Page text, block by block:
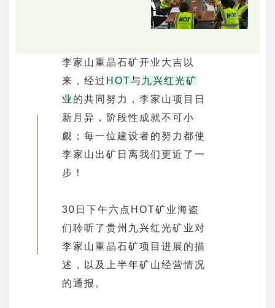
李家山重晶石矿开业大吉以
来，经过 HOT与九兴红光矿
业 的共同努力，李家山项目日
新月异，阶段性成就不可小
觑；每一位建设者的努力都使
李家山出矿日离我们更近了一
步！
30日下午六点HOT矿业海盗
们聆听了贵州九兴红光矿业对
李家山重晶石矿项目进展的描
述，以及上半年矿山经营情况
的通报。